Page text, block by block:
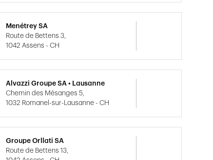
Menétrey SA
Route de Bettens 3,
1042 Assens - CH
Alvazzi Groupe SA • Lausanne
Chemin des Mésanges 5,
1032 Romanel-sur-Lausanne - CH
Groupe Orllati SA
Route de Bettens 13,